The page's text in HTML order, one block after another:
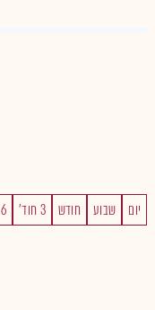
יום שבוע חודש 3 חוד' 6 חוד'